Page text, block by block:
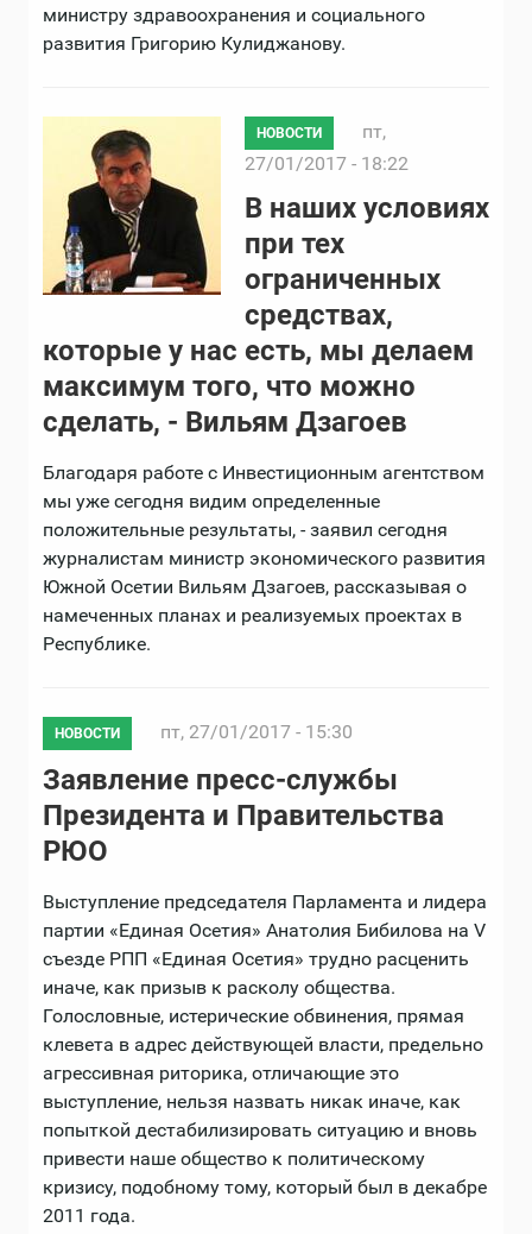
министру здравоохранения и социального
развития Григорию Кулиджанову.
НОВОСТИ
пт,
27/01/2017 - 18:22
В наших условиях
при тех
ограниченных
средствах,
которые у нас есть, мы делаем
максимум того, что можно
сделать, - Вильям Дзагоев
Благодаря работе с Инвестиционным агентством
мы уже сегодня видим определенные
положительные результаты, - заявил сегодня
журналистам министр экономического развития
Южной Осетии Вильям Дзагоев, рассказывая о
намеченных планах и реализуемых проектах в
Республике.
НОВОСТИ пт, 27/01/2017 - 15:30
Заявление пресс-службы
Президента и Правительства
РЮО
Выступление председателя Парламента и лидера
партии «Единая Осетия» Анатолия Бибилова на V
съезде РПП «Единая Осетия» трудно расценить
иначе, как призыв к расколу общества.
Голословные, истерические обвинения, прямая
клевета в адрес действующей власти, предельно
агрессивная риторика, отличающие это
выступление, нельзя назвать никак иначе, как
попыткой дестабилизировать ситуацию и вновь
привести наше общество к политическому
кризису, подобному тому, который был в декабре
2011 года.